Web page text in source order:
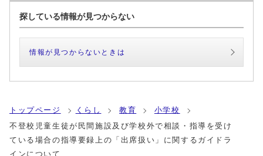
探している情報が見つからない
情報が見つからないときは
トップページ くらし 教育
小学校
不登校児童生徒が民間施設及び学校外で相談・指導を受け
ている場合の指導要録上の「出席扱い」に関するガイドラ
インについて